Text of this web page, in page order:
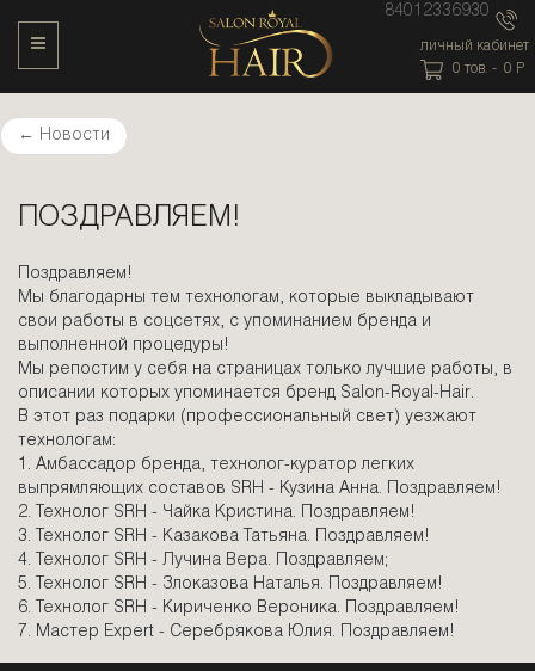
84012336930
личный кабинет
0 тов. - 0 P
Toggle Navigation
← Новости
ПОЗДРАВЛЯЕМ!
Поздравляем!
Мы благодарны тем технологам, которые выкладывают
свои работы в соцсетях, с упоминанием бренда и
выполненной процедуры!
Мы репостим у себя на страницах только лучшие работы, в
описании которых упоминается бренд Salon-Royal-Hair.
В этот раз подарки (профессиональный свет) уезжают
технологам:
1. Амбассадор бренда, технолог-куратор легких
выпрямляющих составов SRH - Кузина Анна. Поздравляем!
2. Технолог SRH - Чайка Кристина. Поздравляем!
3. Технолог SRH - Казакова Татьяна. Поздравляем!
4. Технолог SRH - Лучина Вера. Поздравляем;
5. Технолог SRH - Злоказова Наталья. Поздравляем!
6. Технолог SRH - Кириченко Вероника. Поздравляем!
7. Мастер Expert - Серебрякова Юлия. Поздравляем!